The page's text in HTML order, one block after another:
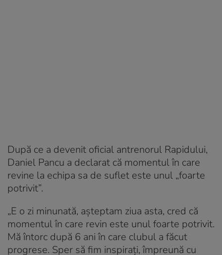
După ce a devenit oficial antrenorul Rapidului,
Daniel Pancu a declarat că momentul în care
revine la echipa sa de suflet este unul „foarte
potrivit”.
„E o zi minunată, așteptam ziua asta, cred că
momentul în care revin este unul foarte potrivit.
Mă întorc după 6 ani în care clubul a făcut
progrese. Sper să fim inspirați, împreună cu